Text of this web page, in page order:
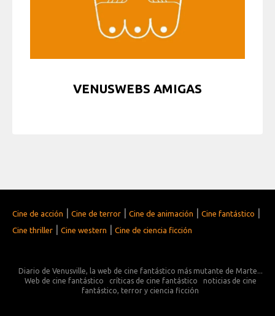
VENUSWEBS AMIGAS
Cine de acción Cine de terror Cine de animación Cine fantástico
Cine thriller Cine western Cine de ciencia ficción
Diario de Venusville, la web de cine fantástico más mutante de Marte...
Web de cine fantástico
críticas de cine fantástico
noticias de cine
fantástico, terror y ciencia ficción